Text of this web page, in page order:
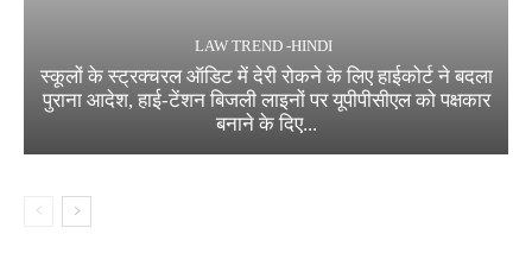
LAW TREND -HINDI
स्कूलों के स्ट्रक्चरल ऑडिट में देरी रोकने के लिए हाईकोर्ट ने बदला
पुराना आदेश, हाई-टेंशन बिजली लाइनों पर यूपीपीसीएल को पक्षकार
बनाने के दिए...